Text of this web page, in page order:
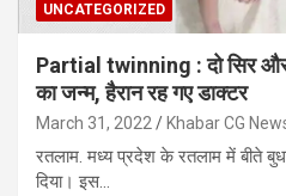
UNCATEGORIZED
Partial twinning : दो सिर
का जन्‍म, हैरान रह गए डाक्‍टर
March 31, 2022 Khabar CG
रतलाम. मध्‍य प्रदेश के रतलाम में बीते
दिया। इस…